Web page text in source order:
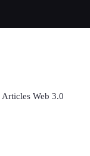
Articles Web 3.0